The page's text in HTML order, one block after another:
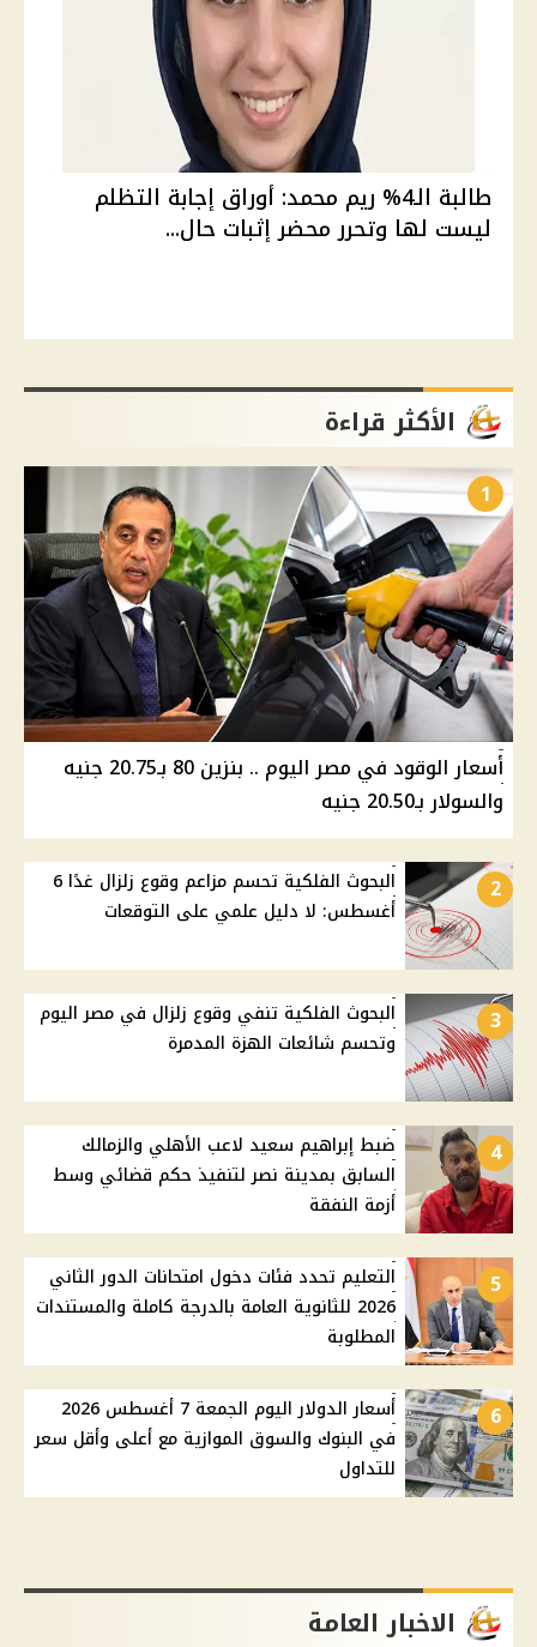
طالبة الـ4% ريم محمد: أوراق إجابة التظلم
ليست لها وتحرر محضر إثبات حال...
الأكثر قراءة
1
أسعار الوقود في مصر اليوم .. بنزين 80 بـ20.75 جنيه
والسولار بـ20.50 جنيه
2
البحوث الفلكية تحسم مزاعم وقوع زلزال غدًا 6
أغسطس: لا دليل علمي على التوقعات
3
البحوث الفلكية تنفي وقوع زلزال في مصر اليوم
وتحسم شائعات الهزة المدمرة
4
ضبط إبراهيم سعيد لاعب الأهلي والزمالك
السابق بمدينة نصر لتنفيذ حكم قضائي وسط
أزمة النفقة
5
التعليم تحدد فئات دخول امتحانات الدور الثاني
2026 للثانوية العامة بالدرجة كاملة والمستندات
المطلوبة
6
أسعار الدولار اليوم الجمعة 7 أغسطس 2026
في البنوك والسوق الموازية مع أعلى وأقل سعر
للتداول
الاخبار العامة